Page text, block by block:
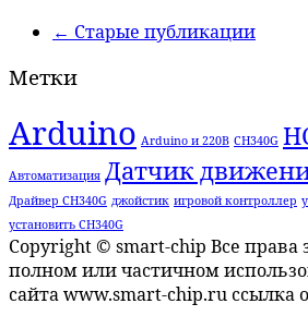
← Старые публикации
Метки
Arduino Arduino и 220В CH340G
Автоматизация Датчик
Драйвер CH340G джойстик игровой контроллер
установить CH340G
Copyright © smart-chip Все
полном или частичном
сайта www.smart-chip.ru ссылка